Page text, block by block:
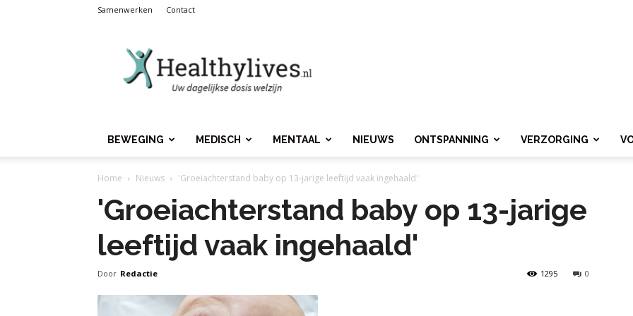
Samenwerken Contact
BEWEGING MEDISCH MENTAAL NIEUWS ONTSPANNING VERZORGING
Home Nieuws 'Groeiachterstand baby op 13-jarige leeftijd vaak ingehaald'
'Groeiachterstand baby op 13-jarige
leeftijd vaak ingehaald'
Door Redactie 0
1295